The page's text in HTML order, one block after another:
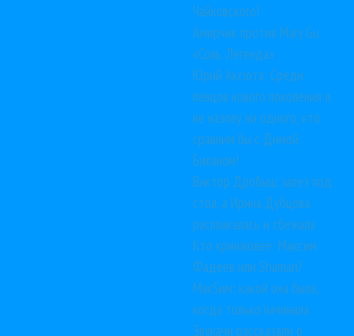
Чайковского!
Амирчик против Mary Gu.
«Соль. Легенда»
Юрий Аксюта: Среди
певцов нового поколения я
не назову ни одного, кто
сравним бы с Димой
Биланом!
Виктор Дробыш залез под
стол, а Ирина Дубцова
расплакалась и сбежала
Кто кринжовее: Максим
Фадеев или Shaman?
МакSим: какой она была,
когда только начинала
Звукачи рассказали о